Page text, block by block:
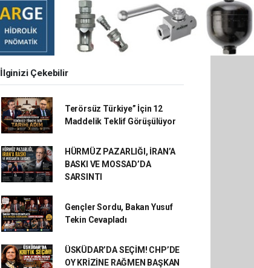
İlginizi Çekebilir
Terörsüz Türkiye” İçin 12
Maddelik Teklif Görüşülüyor
HÜRMÜZ PAZARLIĞI, İRAN’A
BASKI VE MOSSAD’DA
SARSINTI
Gençler Sordu, Bakan Yusuf
Tekin Cevapladı
ÜSKÜDAR’DA SEÇİM! CHP’DE
OY KRİZİNE RAĞMEN BAŞKAN